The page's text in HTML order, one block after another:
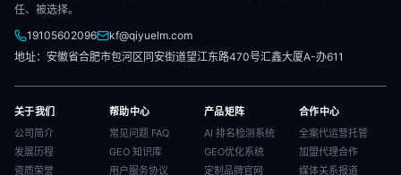
任、被选择。
19105602096
kf@qiyuelm.com
地址：安徽省合肥市包河区同安街道望江东路470号汇鑫大厦A-办611
关于我们
公司简介
发展历程
资质荣誉
帮助中心
常见问题 FAQ
GEO 知识库
用户服务协议
产品矩阵
AI 排名检测系统
GEO优化系统
定制品牌官网
合作中心
全案代运营托管
加盟代理合作
媒体关系报道